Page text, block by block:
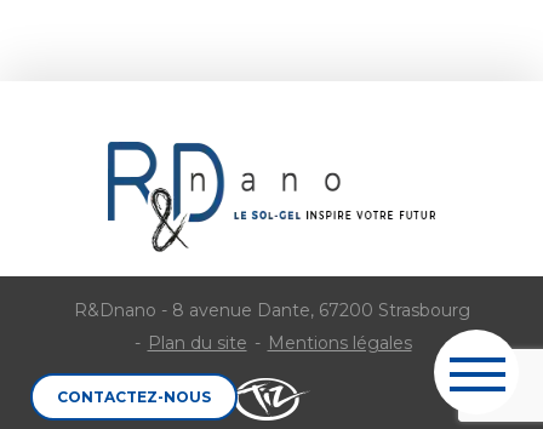
R&Dnano - 8 avenue Dante, 67200 Strasbourg
Plan du site
Mentions légales
CONTACTEZ-NOUS